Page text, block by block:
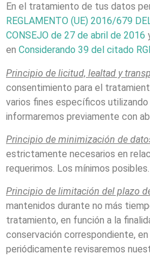
En el tratamiento de tus datos
REGLAMENTO (UE) 2016/679
CONSEJO de 27 de abril de 2016
en Considerando 39 del citado
Principio de licitud, lealtad y
consentimiento para el
varios fines específicos
informaremos previamente con
Principio de minimización de
estrictamente necesarios en
requerimos. Los mínimos posibles.
Principio de limitación del plazo
mantenidos durante no más
tratamiento, en función a la
conservación correspondiente,
periódicamente revisaremos